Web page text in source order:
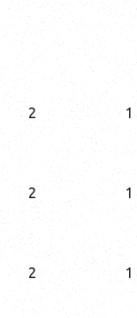
2 1
2 1
2 1